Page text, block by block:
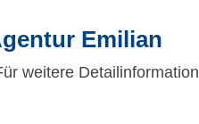
Emilian
weitere